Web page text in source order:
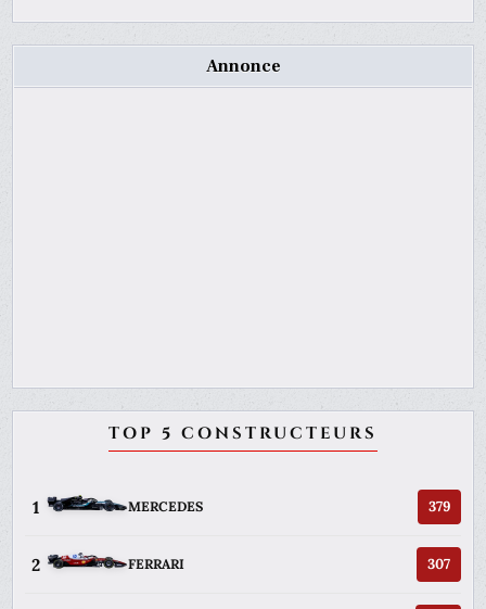
Annonce
TOP 5 CONSTRUCTEURS
1 MERCEDES 379
2 FERRARI 307